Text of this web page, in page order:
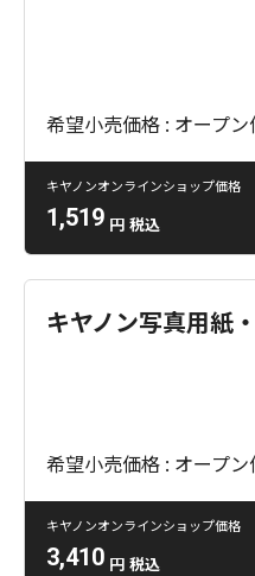
希望小売価格 : オープ
キヤノンオンラインショップ価格
1,519 円 税込
キヤノン写真用紙
希望小売価格 : オープ
キヤノンオンラインショップ価格
3,410 円 税込